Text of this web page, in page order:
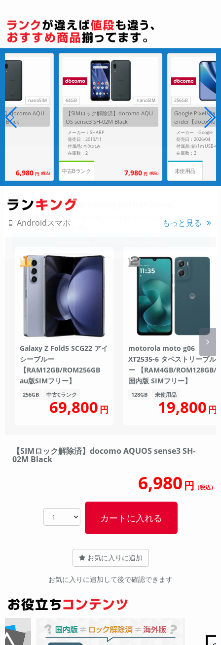
nanoSIM
】docomo AQU
Black
6,980 円 (税込)
64GB nanoSIM
【SIMロック解除済】docomo AQU
OS sense3 SH-02M Black
メーカー：SHARP
発売日：2019/11
付属品: 本体のみ
在庫数：2
中古Bランク 7,980 円 (税込)
256GB
Google Pixel10a
ender【docomo
メーカー：Google
発売日：2026/04
在庫数：2
未使用品
Androidスマホ もっと見る
Galaxy Z Fold5 SCG22 アイ
シーブルー
【RAM12GB/ROM256GB
au版SIMフリー】
256GB 中古Cランク
69,800円
motorola moto g06
XT2535-6 タペストリーブル
ー 【RAM4GB/ROM128GB/
国内版 SIMフリー】
128GB 未使用品
19,800円
【SIMロック解除済】docomo AQUOS sense3 SH-
02M Black
6,980 円 （税込）
カートに入れる
お気に入りに追加
お気に入りに追加して後で確認できます